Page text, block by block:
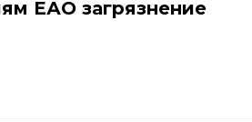
ЕАО загрязнение